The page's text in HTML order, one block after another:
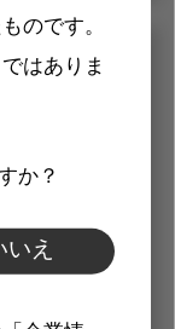
のです。
はありま
か？
いえ